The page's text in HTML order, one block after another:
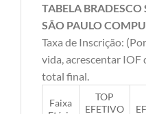
TABELA
SÃO PAULO
Taxa de Inscrição:
vida, acrescentar IOF
total final.
Faixa
TOP
EFETIVO